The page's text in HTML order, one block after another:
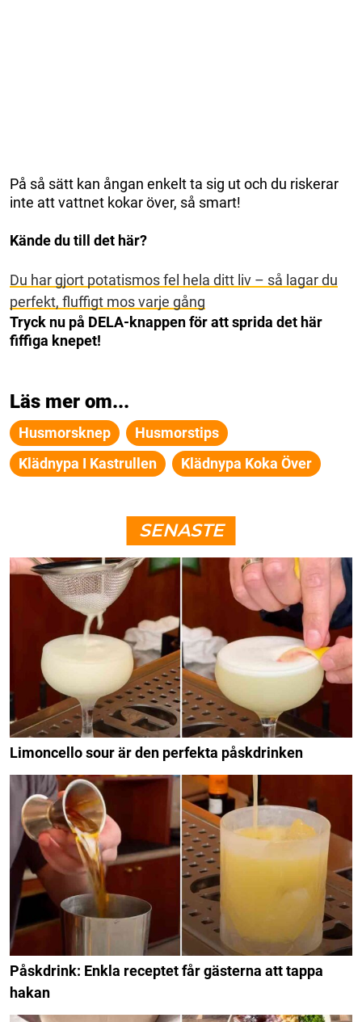
På så sätt kan ångan enkelt ta sig ut och du riskerar
inte att vattnet kokar över, så smart!
Kände du till det här?
Du har gjort potatismos fel hela ditt liv – så lagar du
perfekt, fluffigt mos varje gång
Tryck nu på DELA-knappen för att sprida det här
fiffiga knepet!
Läs mer om...
Husmorsknep
Husmorstips
Klädnypa I Kastrullen
Klädnypa Koka Över
SENASTE
Limoncello sour är den perfekta påskdrinken
Påskdrink: Enkla receptet får gästerna att tappa
hakan